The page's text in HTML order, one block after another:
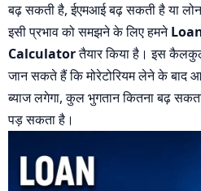
बढ़ सकती है, ईएमआई बढ़ सकती है या
इसी प्रभाव को समझने के लिए हमने
Calculatorतैयार किया है। इस
जान सकते हैं कि मोरेटोरियम लेने के बाद
ब्याज लगेगा, कुल भुगतान कितना बढ़
पड़ सकता है।